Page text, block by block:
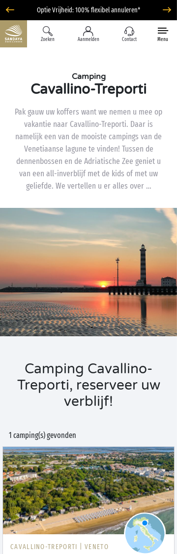
Optie Vrijheid: 100% flexibel annuleren*
Zoeken Aanmelden Contact Menu
Camping
Cavallino-Treporti
Pak gauw uw koffers want we nemen u mee op
vakantie naar Cavallino-Treporti. Daar is
namelijk een van de mooiste campings van de
Venetiaanse lagune te vinden! Tussen de
dennenbossen en de Adriatische Zee geniet u
van een all-inverblijf met de kids of met uw
geliefde. We vertellen u er alles over …
Camping Cavallino-
Treporti, reserveer uw
verblijf!
1 camping(s) gevonden
CAVALLINO-TREPORTI | VENETO